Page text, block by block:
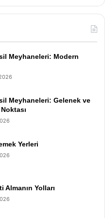
Meyhaneleri: Modern
Meyhaneleri: Gelenek ve
Yerleri
Yolları